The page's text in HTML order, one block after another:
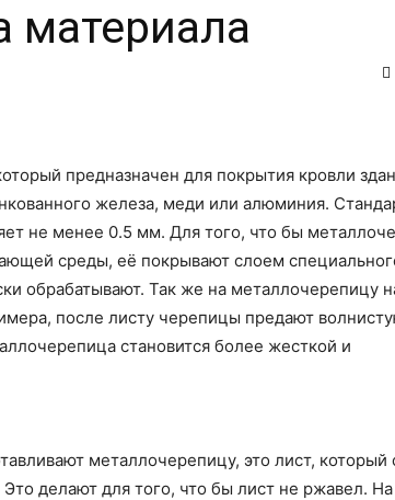
материала
предназначен для покрытия кровли
железа, меди или алюминия.
не менее 0.5 мм. Для того, что бы
среды, её покрывают слоем
обрабатывают. Так же на металлочерепицу
после листу черепицы предают
становится более жесткой и
металлочерепицу, это лист, который
делают для того, что бы лист не ржавел. На